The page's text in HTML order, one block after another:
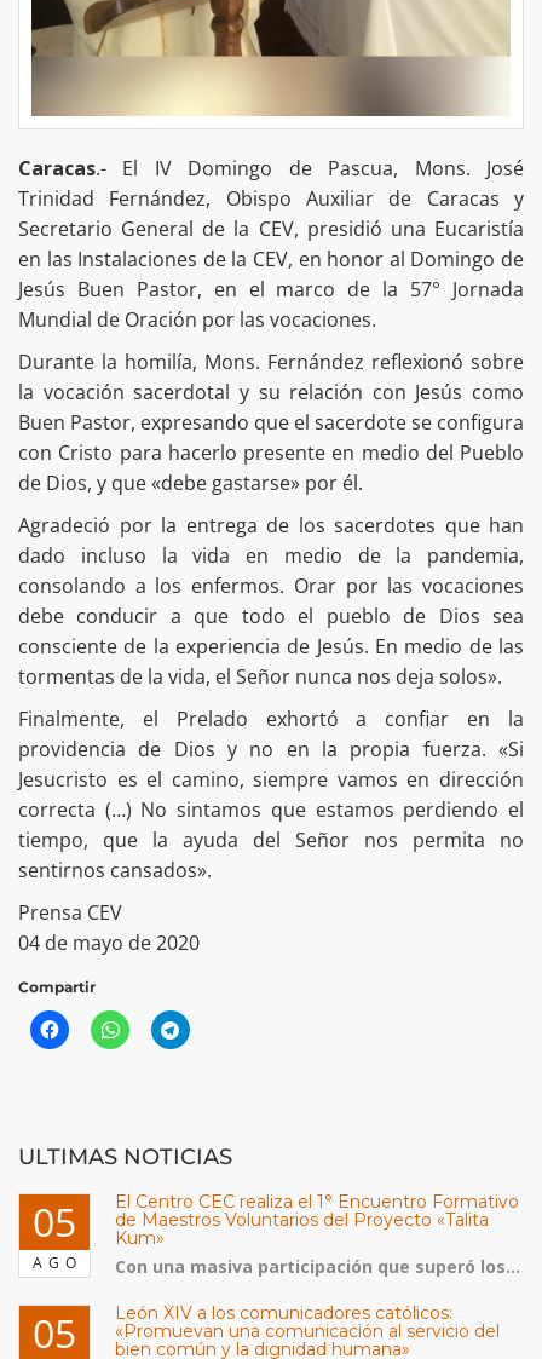
Caracas.- El IV Domingo de Pascua, Mons. José
Trinidad Fernández, Obispo Auxiliar de Caracas y
Secretario General de la CEV, presidió una Eucaristía
en las Instalaciones de la CEV, en honor al Domingo de
Jesús Buen Pastor, en el marco de la 57° Jornada
Mundial de Oración por las vocaciones.
Durante la homilía, Mons. Fernández reflexionó sobre
la vocación sacerdotal y su relación con Jesús como
Buen Pastor, expresando que el sacerdote se configura
con Cristo para hacerlo presente en medio del Pueblo
de Dios, y que «debe gastarse» por él.
Agradeció por la entrega de los sacerdotes que han
dado incluso la vida en medio de la pandemia,
consolando a los enfermos. Orar por las vocaciones
debe conducir a que todo el pueblo de Dios sea
consciente de la experiencia de Jesús. En medio de las
tormentas de la vida, el Señor nunca nos deja solos».
Finalmente, el Prelado exhortó a confiar en la
providencia de Dios y no en la propia fuerza. «Si
Jesucristo es el camino, siempre vamos en dirección
correcta (…) No sintamos que estamos perdiendo el
tiempo, que la ayuda del Señor nos permita no
sentirnos cansados».
Prensa CEV
04 de mayo de 2020
Compartir
ULTIMAS NOTICIAS
05
AGO
El Centro CEC realiza el 1° Encuentro Formativo
de Maestros Voluntarios del Proyecto «Talita
Kum»
Con una masiva participación que superó los...
05
León XIV a los comunicadores católicos:
«Promuevan una comunicación al servicio del
bien común y la dignidad humana»